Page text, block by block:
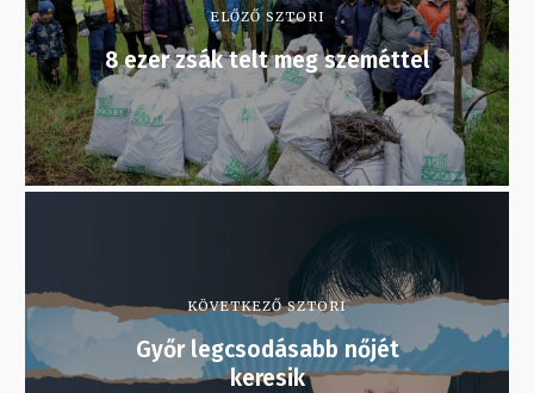
ELŐZŐ SZTORI
8 ezer zsák telt meg szeméttel
KÖVETKEZŐ SZTORI
Győr legcsodásabb nőjét
keresik